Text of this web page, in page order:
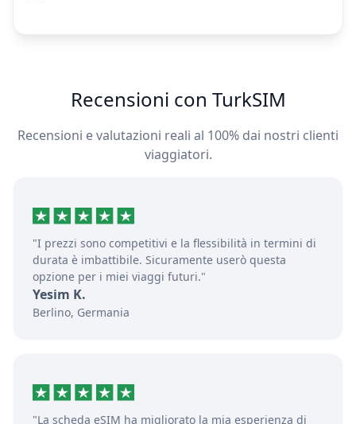
Recensioni con TurkSIM
Recensioni e valutazioni reali al 100% dai nostri clienti
viaggiatori.
"I prezzi sono competitivi e la flessibilità in termini di
durata è imbattibile. Sicuramente userò questa
opzione per i miei viaggi futuri."
Yesim K.
Berlino, Germania
"La scheda eSIM ha migliorato la mia esperienza di